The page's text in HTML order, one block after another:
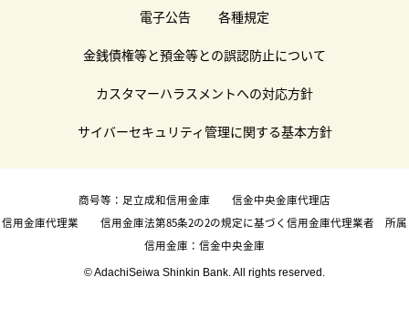
電子公告 各種規定
金銭債権等と預金等との誤認防止について
カスタマーハラスメントへの対応方針
サイバーセキュリティ管理に関する基本方針
商号等：足立成和信用金庫 信金中央金庫代理店
信用金庫代理業 信用金庫法第85条2の2の規定に基づく信用金庫代理業者 所属
信用金庫：信金中央金庫
© AdachiSeiwa Shinkin Bank. All rights reserved.